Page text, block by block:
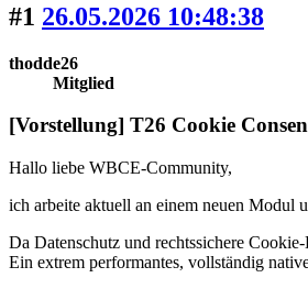
#1 26.05.2026 10:48:38
thodde26
Mitglied
[Vorstellung] T26 Cookie
Hallo liebe WBCE-Community,
ich arbeite aktuell an einem neuen Modul
Da Datenschutz und rechtssichere
Ein extrem performantes, vollständig